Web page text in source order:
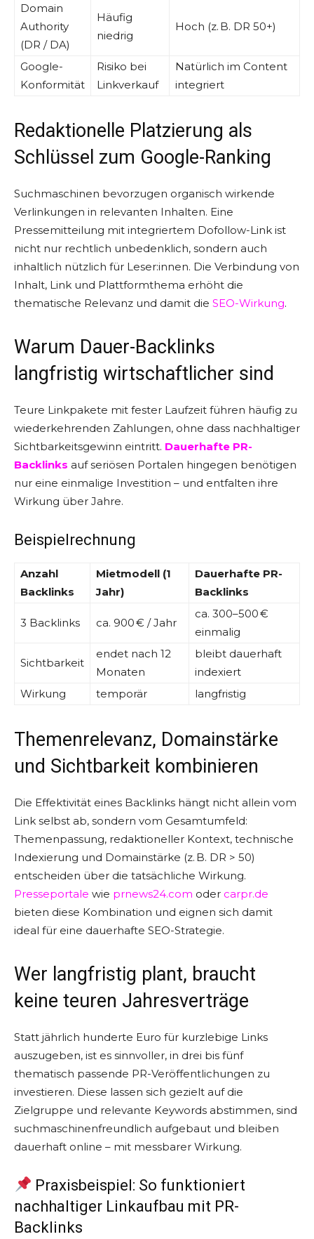
Domain
Authority
(DR / DA)
Häufig
niedrig
Hoch (z. B. DR 50+)
Google-
Konformität
Risiko bei
Linkverkauf
Natürlich im Content
integriert
Redaktionelle Platzierung als
Schlüssel zum Google-Ranking
Suchmaschinen bevorzugen organisch wirkende
Verlinkungen in relevanten Inhalten. Eine
Pressemitteilung mit integriertem Dofollow-Link ist
nicht nur rechtlich unbedenklich, sondern auch
inhaltlich nützlich für Leser:innen. Die Verbindung von
Inhalt, Link und Plattformthema erhöht die
thematische Relevanz und damit die SEO-Wirkung.
Warum Dauer-Backlinks
langfristig wirtschaftlicher sind
Teure Linkpakete mit fester Laufzeit führen häufig zu
wiederkehrenden Zahlungen, ohne dass nachhaltiger
Sichtbarkeitsgewinn eintritt. Dauerhafte PR-
Backlinks auf seriösen Portalen hingegen benötigen
nur eine einmalige Investition – und entfalten ihre
Wirkung über Jahre.
Beispielrechnung
Anzahl
Backlinks
Mietmodell (1
Jahr)
Dauerhafte PR-
Backlinks
3 Backlinks ca. 900 € / Jahr
ca. 300–500 €
einmalig
Sichtbarkeit
endet nach 12
Monaten
bleibt dauerhaft
indexiert
Wirkung
temporär langfristig
Themenrelevanz, Domainstärke
und Sichtbarkeit kombinieren
Die Effektivität eines Backlinks hängt nicht allein vom
Link selbst ab, sondern vom Gesamtumfeld:
Themenpassung, redaktioneller Kontext, technische
Indexierung und Domainstärke (z. B. DR > 50)
entscheiden über die tatsächliche Wirkung.
Presseportale wie prnews24.com oder carpr.de
bieten diese Kombination und eignen sich damit
ideal für eine dauerhafte SEO-Strategie.
Wer langfristig plant, braucht
keine teuren Jahresverträge
Statt jährlich hunderte Euro für kurzlebige Links
auszugeben, ist es sinnvoller, in drei bis fünf
thematisch passende PR-Veröffentlichungen zu
investieren. Diese lassen sich gezielt auf die
Zielgruppe und relevante Keywords abstimmen, sind
suchmaschinenfreundlich aufgebaut und bleiben
dauerhaft online – mit messbarer Wirkung.
Praxisbeispiel: So funktioniert
nachhaltiger Linkaufbau mit PR-
Backlinks